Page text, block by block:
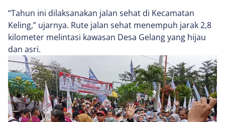
“Tahun ini dilaksanakan jalan sehat di Kecamatan
Keling,” ujarnya. Rute jalan sehat menempuh jarak 2,8
kilometer melintasi kawasan Desa Gelang yang hijau
dan asri.